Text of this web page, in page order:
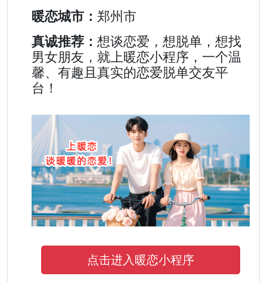
暖恋城市： 郑州市
真诚推荐： 想谈恋爱，想脱单，想找
男女朋友，就上暖恋小程序，一个温
馨、有趣且真实的恋爱脱单交友平
台！
点击进入暖恋小程序